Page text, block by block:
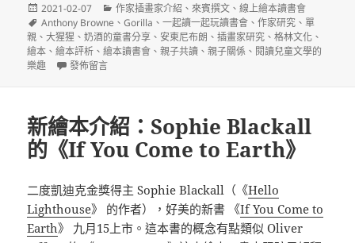
發
佈
日
期:
2021-02-07
分
類
作家插畫家介紹 、來賓撰文 、線上繪本讀書會
標
籤
Anthony Browne 、Gorilla 、一起讀一起玩讀書會 、作家研究 、單
親 、大猩猩 、奶酒的童書分享 、 安東尼布朗 、插畫家研究 、格林文化 、
繪本 、繪本評析 、繪本讀書會 、親子共讀 、親子關係 、 閱讀兒童文學的
樂趣
在〈你是孩子心目中的大猩猩嗎？——我讀安東尼布朗的《Gorilla
發佈留言
新繪本介紹：Sophie Blackall
的《If You Come to Earth》
二度凱迪克金獎得主 Sophie Blackall（《Hello
Lighthouse》 的作者），好美的新書 《If You Come to
Earth》 九月15上市。這本書的概念有點類似 Oliver